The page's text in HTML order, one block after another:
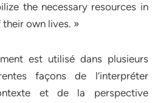
the necessary resources in
own lives. »
est utilisé dans plusieurs
façons de l’interpréter
et de la perspective